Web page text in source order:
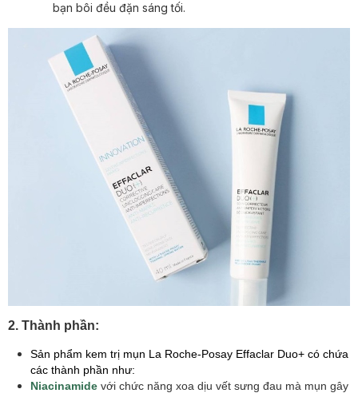
bạn bôi đều đặn sáng tối.
2. Thành phần:
Sản phẩm kem trị mụn La Roche-Posay Effaclar Duo+ có chứa
các thành phần như:
Niacinamide với chức năng xoa dịu vết sưng đau mà mụn gây